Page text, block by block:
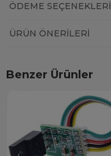
ÖDEME SEÇENEKLERI
ÜRÜN ÖNERILERI
Benzer Ürünler